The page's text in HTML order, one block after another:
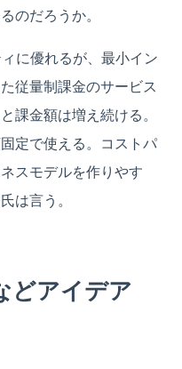
のだろうか。
に優れるが、最小イン
従量制課金のサービス
課金額は増え続ける。
定で使える。コストパ
スモデルを作りやす
は言う。
どアイデア